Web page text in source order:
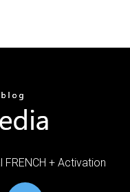
+ Activation